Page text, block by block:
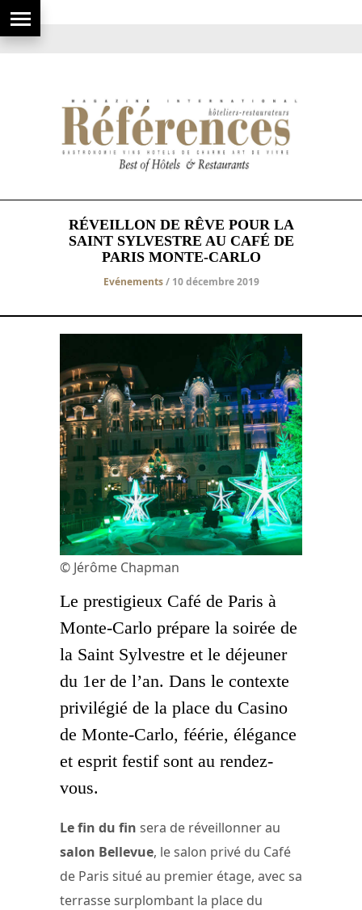
RÉVEILLON DE RÊVE POUR LA
SAINT SYLVESTRE AU CAFÉ DE
PARIS MONTE-CARLO
Evénements/ 10 décembre 2019
© Jérôme Chapman
Le prestigieux Café de Paris à
Monte-Carlo prépare la soirée de
la Saint Sylvestre et le déjeuner
du 1er de l’an. Dans le contexte
privilégié de la place du Casino
de Monte-Carlo, féérie, élégance
et esprit festif sont au rendez-
vous.
Le fin du fin sera de réveillonner au
salon Bellevue, le salon privé du Café
de Paris situé au premier étage, avec sa
terrasse surplombant la place du